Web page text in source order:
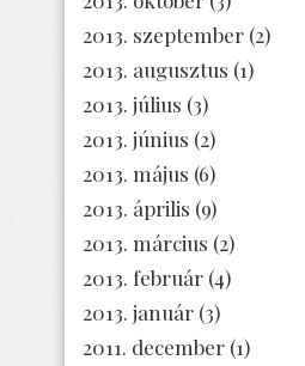
2013. szeptember (2)
2013. augusztus (1)
2013. július (3)
2013. június (2)
2013. május (6)
2013. április (9)
2013. március (2)
2013. február (4)
2013. január (3)
2011. december (1)